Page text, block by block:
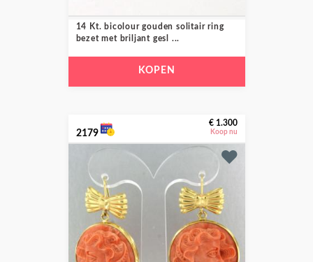
14 Kt. bicolour gouden solitair ring
bezet met briljant gesl ...
KOPEN
2179
€ 1.300
Koop nu